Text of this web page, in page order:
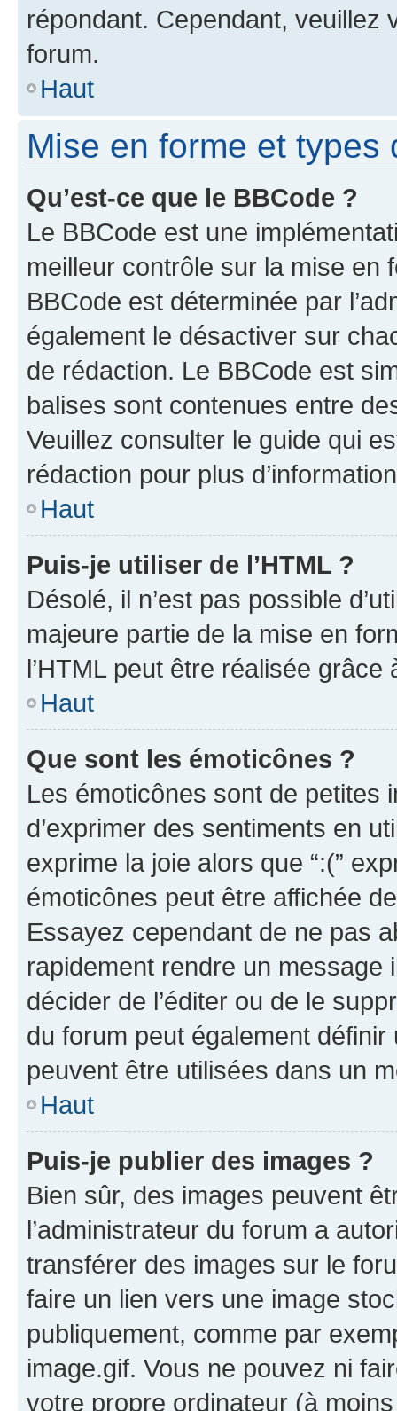
répondant. Cependant,
forum.
Haut
Mise en forme et types
Qu’est-ce que le BBCode ?
Le BBCode est une
meilleur contrôle sur la mise en
BBCode est déterminée par
également le désactiver sur
de rédaction. Le BBCode est
balises sont contenues entre
Veuillez consulter le guide qui
rédaction pour plus
Haut
Puis-je utiliser de l’HTML ?
Désolé, il n’est pas possible
majeure partie de la mise en
l’HTML peut être réalisée grâce
Haut
Que sont les émoticônes ?
Les émoticônes sont de petites
d’exprimer des sentiments en
exprime la joie alors que “:(”
émoticônes peut être affichée
Essayez cependant de ne pas
rapidement rendre un message
décider de l’éditer ou de le
du forum peut également définir
peuvent être utilisées dans un
Haut
Puis-je publier des images ?
Bien sûr, des images peuvent
l’administrateur du forum a
transférer des images sur le
faire un lien vers une image
publiquement, comme par
image.gif. Vous ne pouvez ni
votre propre ordinateur (à